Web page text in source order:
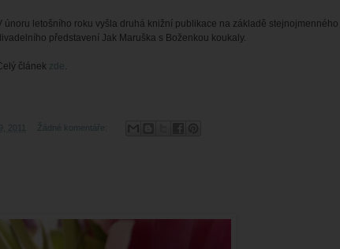
únoru letošního roku vyšla druhá knižní publikace na základě stejnojmenného
představení Jak Maruška s Boženkou koukaly.
článek zde.
2011 Žádné komentáře: